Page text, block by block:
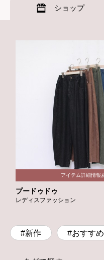
ショップ
プードゥドゥ
レディスファッション
#新作 #おすすめ